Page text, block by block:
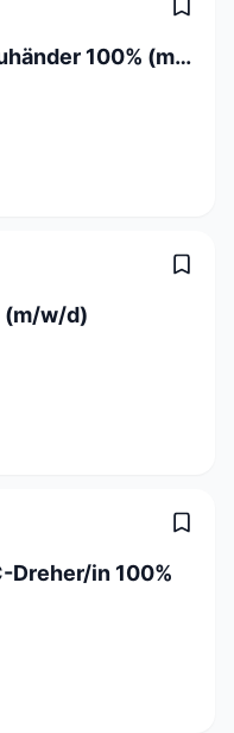
Mandatsleiter / Treuhänder 100% (m/w/d)
(m/w/d)
Dreher/in 100%